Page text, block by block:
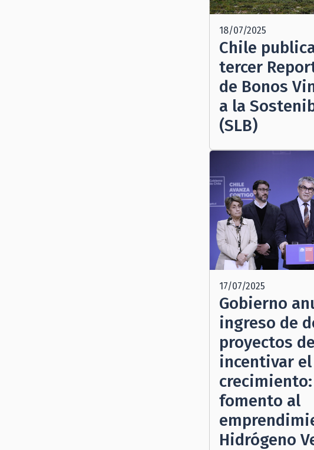
18/07/2025
Chile
tercer
de Bonos
a la
(SLB)
17/07/2025
Gobierno
ingreso de
proyectos
incentivar el
crecimiento:
fomento al
Hidrógeno